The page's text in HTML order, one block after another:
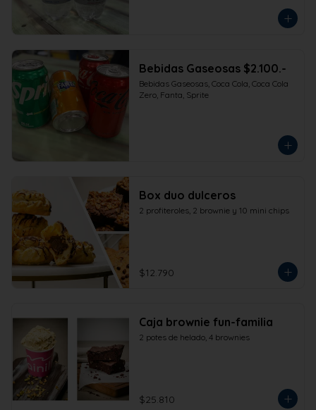
Bebidas Gaseosas $2.100.-
Bebidas Gaseosas, Coca Cola, Coca Cola
Zero, Fanta, Sprite
Box duo dulceros
2 profiteroles, 2 brownie y 10 mini chips
$12.790
Caja brownie fun-familia
2 potes de helado, 4 brownies
$25.810